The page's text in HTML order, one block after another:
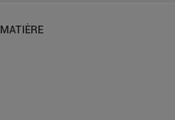
MATIÈRE